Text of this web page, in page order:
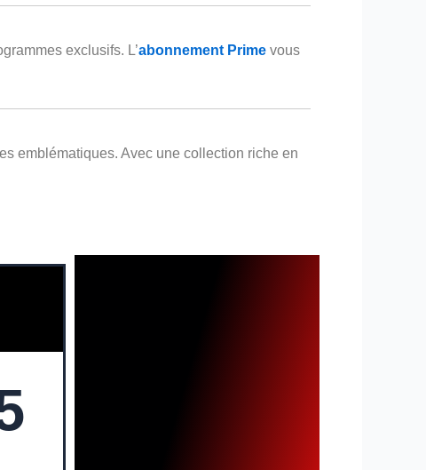
exclusifs. L’abonnement Prime vous
emblématiques. Avec une collection riche en